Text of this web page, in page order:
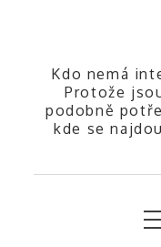
Kdo nemá
Protože
podobně
kde se